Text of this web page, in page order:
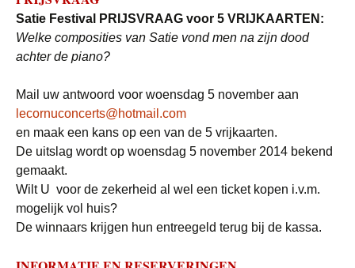
Satie Festival PRIJSVRAAG voor 5 VRIJKAARTEN:
Welke composities van Satie vond men na zijn dood
achter de piano?
Mail uw antwoord voor woensdag 5 november aan
lecornuconcerts@hotmail.com
en maak een kans op een van de 5 vrijkaarten.
De uitslag wordt op woensdag 5 november 2014 bekend
gemaakt.
Wilt U voor de zekerheid al wel een ticket kopen i.v.m.
mogelijk vol huis?
De winnaars krijgen hun entreegeld terug bij de kassa.